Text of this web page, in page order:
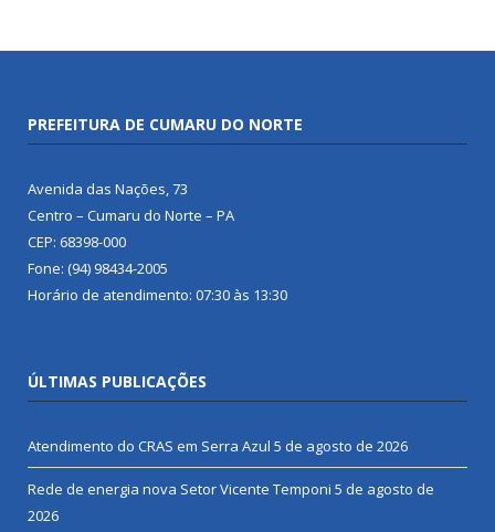
PREFEITURA DE CUMARU DO NORTE
Avenida das Nações, 73
Centro – Cumaru do Norte – PA
CEP: 68398-000
Fone: (94) 98434-2005
Horário de atendimento: 07:30 às 13:30
ÚLTIMAS PUBLICAÇÕES
Atendimento do CRAS em Serra Azul 5 de agosto de 2026
Rede de energia nova Setor Vicente Temponi 5 de agosto de
2026